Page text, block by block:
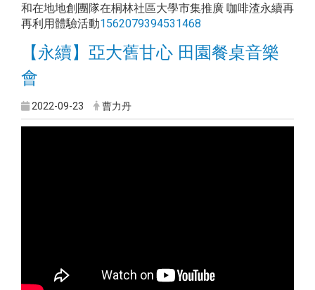
和在地地創團隊在桐林社區大學市集推廣 咖啡渣永續再
再利用體驗活動1562079394531468
【永續】亞大舊甘心 田園餐桌音樂
會
2022-09-23 曹力丹